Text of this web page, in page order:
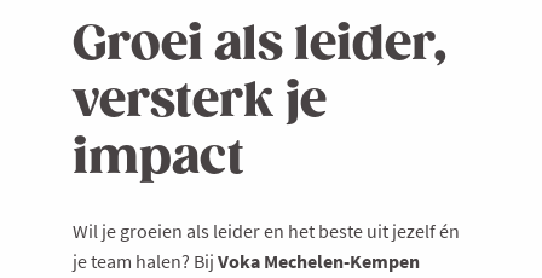
Groei als leider,
versterk je
impact
Wil je groeien als leider en het beste uit jezelf én
je team halen? Bij Voka Mechelen-Kempen